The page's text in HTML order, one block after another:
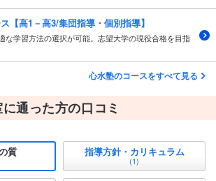
【高1－高3/集団指導・個別指導】
な学習方法の選択が可能。志望大学の現役合格を目指
心水塾のコースをすべて見る
通った方の口コミ
質 指導方針・カリキュラム
(1)